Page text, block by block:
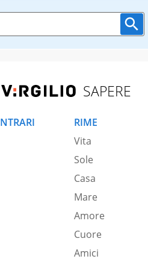
SAPERE
RIME
Vita
Sole
Casa
Mare
Amore
Cuore
Amici